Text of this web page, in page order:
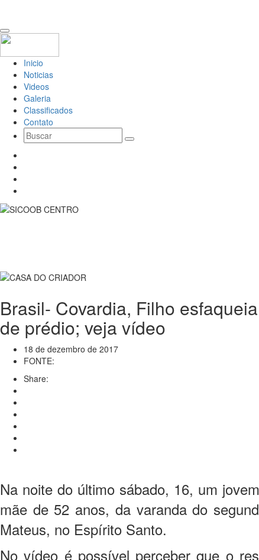
Inicio
Noticias
Videos
Galeria
Classificados
Contato
Brasil- Covardia, Filho
de prédio; veja vídeo
18 de dezembro de 2017
FONTE:
Share:
Na noite do último sábado, 16, um
mãe de 52 anos, da varanda do
Mateus, no Espírito Santo.
No vídeo é possível perceber que o